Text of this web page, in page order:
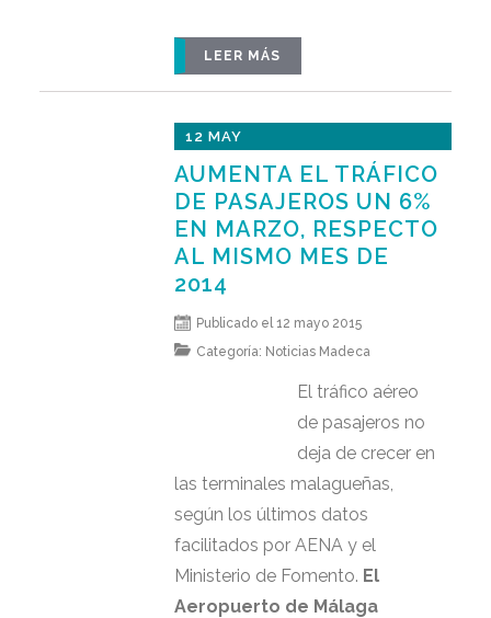
LEER MÁS
12 MAY
AUMENTA EL TRÁFICO
DE PASAJEROS UN 6%
EN MARZO, RESPECTO
AL MISMO MES DE
2014
Publicado el 12 mayo 2015
Categoría: Noticias Madeca
El tráfico aéreo
de pasajeros no
deja de crecer en
las terminales malagueñas,
según los últimos datos
facilitados por AENA y el
Ministerio de Fomento. El
Aeropuerto de Málaga